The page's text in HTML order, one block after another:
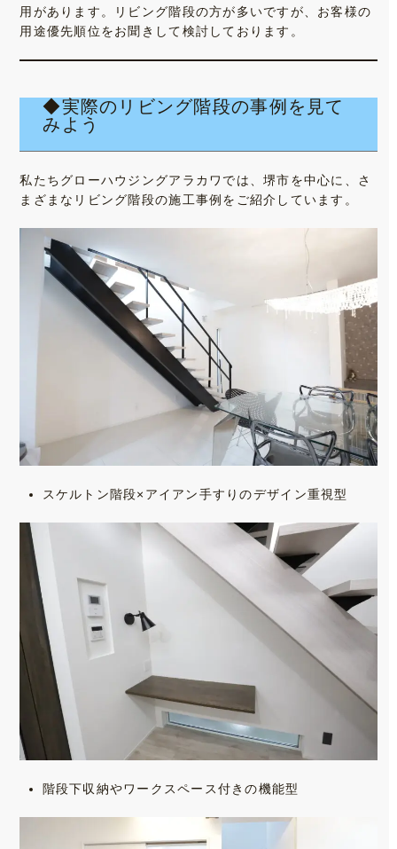
用があります。リビング階段の方が多いですが、お客様の
用途優先順位をお聞きして検討しております。
◆実際のリビング階段の事例を見て
みよう
私たちグローハウジングアラカワでは、堺市を中心に、さ
まざまなリビング階段の施工事例をご紹介しています。
スケルトン階段×アイアン手すりのデザイン重視型
階段下収納やワークスペース付きの機能型